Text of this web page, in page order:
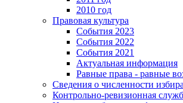
2010 год
Правовая культура
События 2023
События 2022
События 2021
Актуальная информация
Равные права - равные
Сведения о численности
Контрольно-ревизионная